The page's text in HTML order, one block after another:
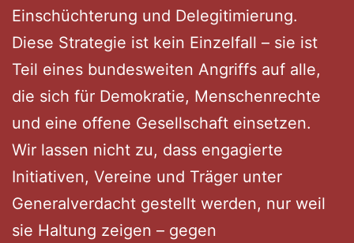
Einschüchterung und Delegitimierung.
Diese Strategie ist kein Einzelfall – sie ist
Teil eines bundesweiten Angriffs auf alle,
die sich für Demokratie, Menschenrechte
und eine offene Gesellschaft einsetzen.
Wir lassen nicht zu, dass engagierte
Initiativen, Vereine und Träger unter
Generalverdacht gestellt werden, nur weil
sie Haltung zeigen – gegen